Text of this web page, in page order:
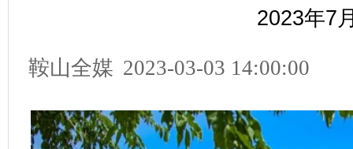
2023年7
鞍山全媒 2023-03-03 14:00:00